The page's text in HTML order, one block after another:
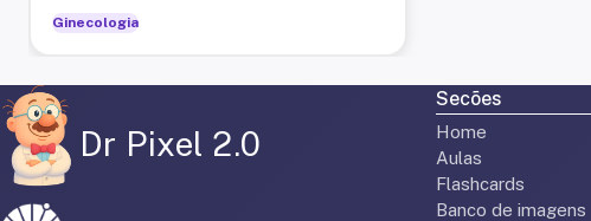
Ginecologia
Dr Pixel 2.0
Secões
Home
Aulas
Flashcards
Banco de imagens